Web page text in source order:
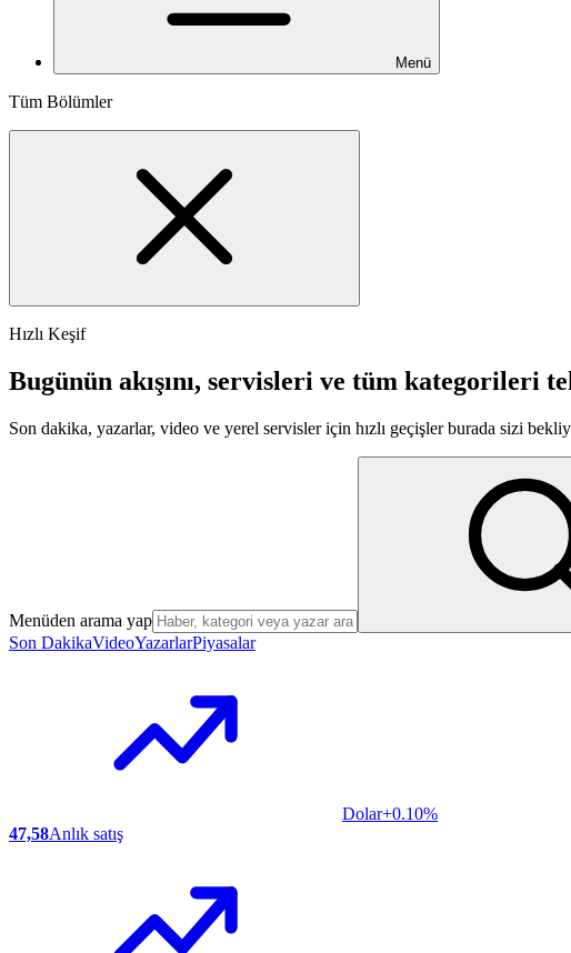
Menü
Tüm Bölümler
Hızlı Keşif
Bugünün akışını, servisleri ve tüm kategorileri
Son dakika, yazarlar, video ve yerel servisler için hızlı geçişler burada sizi
Menüden arama yap
Son DakikaVideoYazarlarPiyasalar
Dolar+0.10%
47,58Anlık satış